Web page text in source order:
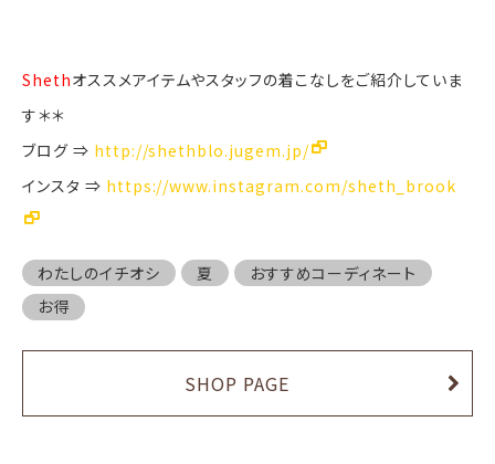
Shethオススメアイテムやスタッフの着こなしをご紹介していま
す＊＊
ブログ ⇒ http://shethblo.jugem.jp/
インスタ ⇒ https://www.instagram.com/sheth_brook
わたしのイチオシ 夏
おすすめコーディネート
お得
SHOP PAGE